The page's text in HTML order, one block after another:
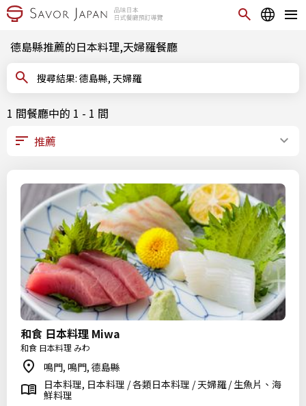
德島縣推薦的日本料理,天婦羅餐廳
搜尋結果: 德島縣, 天婦羅
1 間餐廳中的 1 - 1 間
和食 日本料理 Miwa
和食 日本料理 みわ
鳴門, 鳴門, 德島縣
日本料理, 日本料理 / 各類日本料理 / 天婦羅 / 生魚片、海
鮮料理